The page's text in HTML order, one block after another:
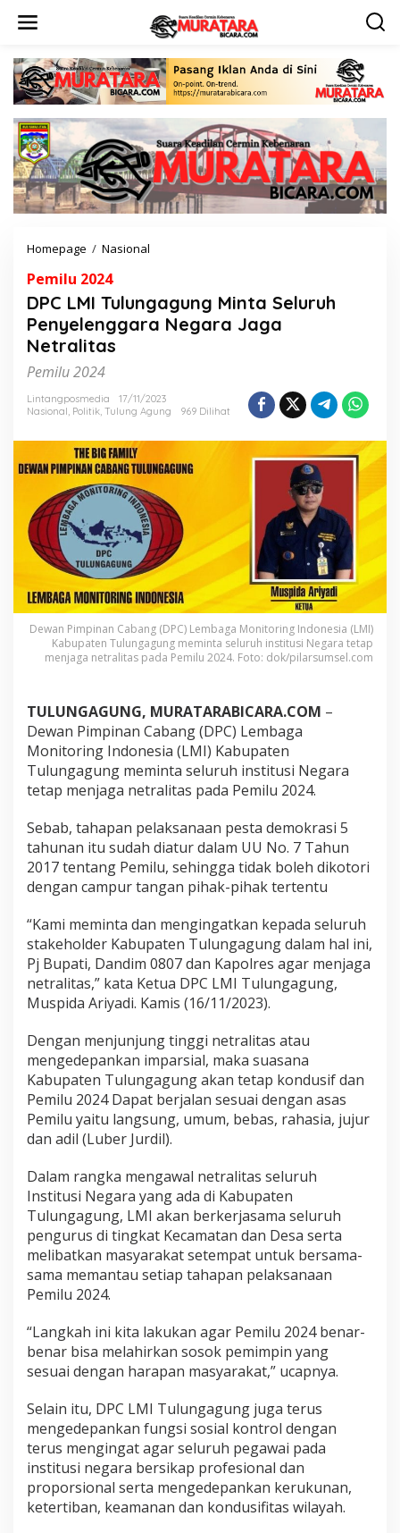
Homepage / Nasional
L
M
I
u
n
a
u
n
g
M
i
n
t
a
S
l
u
P
e
n
e
l
n
g
g
a
r
N
e
g
a
r
a
a
a
N
e
t
r
i
t
a
s
Pemilu 2024
DPC LMI Tulungagung Minta Seluruh
Penyelenggara Negara Jaga
Netralitas
Pemilu 2024
Lintangposmedia
17/11/2023
Nasional, Politik, Tulung Agung 969 Dilihat
Dewan Pimpinan Cabang (DPC) Lembaga Monitoring Indonesia (LMI)
Kabupaten Tulungagung meminta seluruh institusi Negara tetap
menjaga netralitas pada Pemilu 2024. Foto: dok/pilarsumsel.com
TULUNGAGUNG, MURATARABICARA.COM –
Dewan Pimpinan Cabang (DPC) Lembaga
Monitoring Indonesia (LMI) Kabupaten
Tulungagung meminta seluruh institusi Negara
tetap menjaga netralitas pada Pemilu 2024.
Sebab, tahapan pelaksanaan pesta demokrasi 5
tahunan itu sudah diatur dalam UU No. 7 Tahun
2017 tentang Pemilu, sehingga tidak boleh dikotori
dengan campur tangan pihak-pihak tertentu
“Kami meminta dan mengingatkan kepada seluruh
stakeholder Kabupaten Tulungagung dalam hal ini,
Pj Bupati, Dandim 0807 dan Kapolres agar menjaga
netralitas,” kata Ketua DPC LMI Tulungagung,
Muspida Ariyadi. Kamis (16/11/2023).
Dengan menjunjung tinggi netralitas atau
mengedepankan imparsial, maka suasana
Kabupaten Tulungagung akan tetap kondusif dan
Pemilu 2024 Dapat berjalan sesuai dengan asas
Pemilu yaitu langsung, umum, bebas, rahasia, jujur
dan adil (Luber Jurdil).
Dalam rangka mengawal netralitas seluruh
Institusi Negara yang ada di Kabupaten
Tulungagung, LMI akan berkerjasama seluruh
pengurus di tingkat Kecamatan dan Desa serta
melibatkan masyarakat setempat untuk bersama-
sama memantau setiap tahapan pelaksanaan
Pemilu 2024.
“Langkah ini kita lakukan agar Pemilu 2024 benar-
benar bisa melahirkan sosok pemimpin yang
sesuai dengan harapan masyarakat,” ucapnya.
Selain itu, DPC LMI Tulungagung juga terus
mengedepankan fungsi sosial kontrol dengan
terus mengingat agar seluruh pegawai pada
institusi negara bersikap profesional dan
proporsional serta mengedepankan kerukunan,
ketertiban, keamanan dan kondusifitas wilayah.